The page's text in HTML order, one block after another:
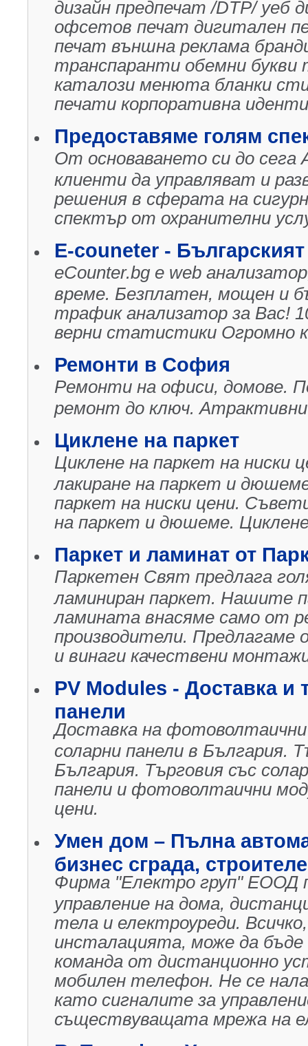
дизайн предпечат /DTP/ уеб
офсетов печат дигитален
печат външна реклама
транспaранти обемни
каталози менюта бланки
печати корпоративна
Предоставяме голям
От основаването си до
клиенти да управляват и
решения в сферата на
спектър от охранителни
E-couneter -
eCounter.bg е web
време. Безплатен, мощен и
трафик анализатор за Вас!
верни статистики Огромно
Ремонти в София
Ремонти на офиси, домове.
ремонт до ключ.
Циклене на паркет
Циклене на паркет на ниски
лакиране на паркет и
паркет на ниски цени.
на паркет и дюшеме.
Паркет и ламинат от
Паркетен Свят предлага
ламиниран паркет. Нашите
ламината внасяме само от
производители. Предлагаме
и винаги качествени
PV Modules - Доставка
панели
Доставка на
соларни панели в България.
България. Търговия със
панели и фотоволтаични
цени.
Умен дом – Пълна
бизнес сграда,
Фирма "Електро груп" ЕООД
управление на дома,
тела и електроуреди.
инсталацията, може да бъде
команда от дистанционно
мобилен телефон. Не се
като сигналите за
съществуващата мрежа на